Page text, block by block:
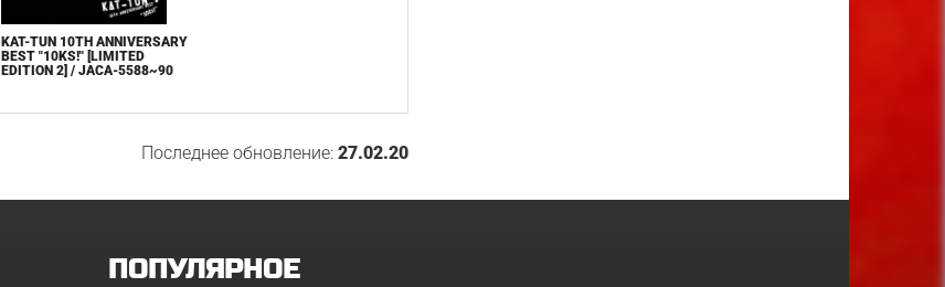
KAT-TUN 10TH ANNIVERSARY
BEST "10KS!" [LIMITED
EDITION 2] / JACA-5588~90
Последнее обновление: 27.02.20
ПОПУЛЯРНОЕ